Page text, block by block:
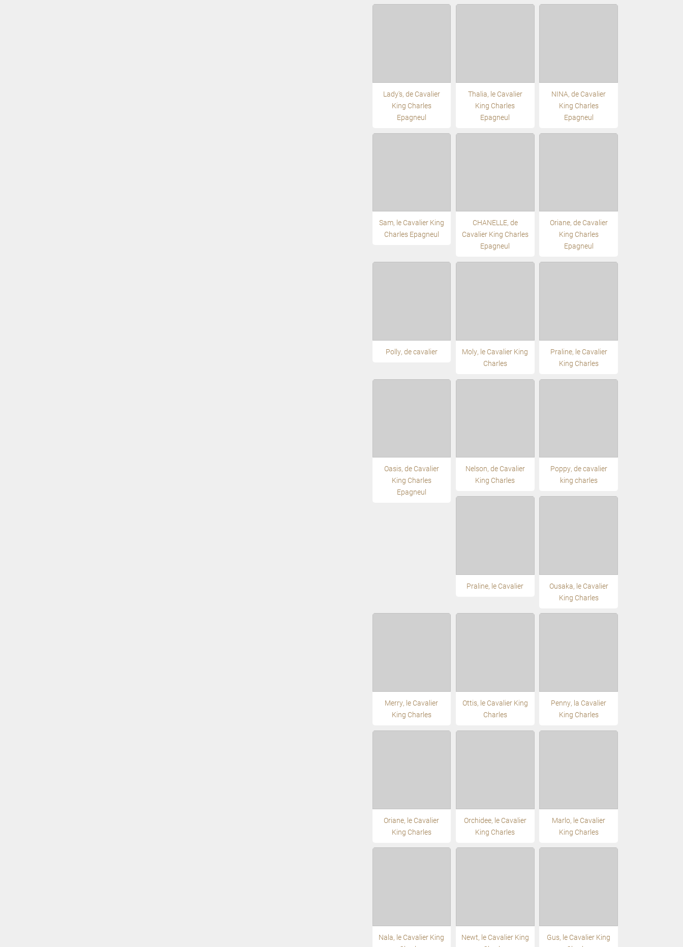
Lady's, de Cavalier
King Charles
Epagneul
Thalia, le Cavalier
King Charles
Epagneul
NINA, de Cavalier
King Charles
Epagneul
Sam, le Cavalier King
Charles Epagneul
CHANELLE, de
Cavalier King Charles
Epagneul
Oriane, de Cavalier
King Charles
Epagneul
Polly, de cavalier
Moly, le Cavalier King
Charles
Praline, le Cavalier
King Charles
Oasis, de Cavalier
King Charles
Epagneul
Nelson, de Cavalier
King Charles
Poppy, de cavalier
king charles
Praline, le Cavalier
Ousaka, le Cavalier
King Charles
Merry, le Cavalier
King Charles
Ottis, le Cavalier King
Charles
Penny, la Cavalier
King Charles
Oriane, le Cavalier
King Charles
Orchidee, le Cavalier
King Charles
Marlo, le Cavalier
King Charles
Nala, le Cavalier King
Newt, le Cavalier King
Gus, le Cavalier King